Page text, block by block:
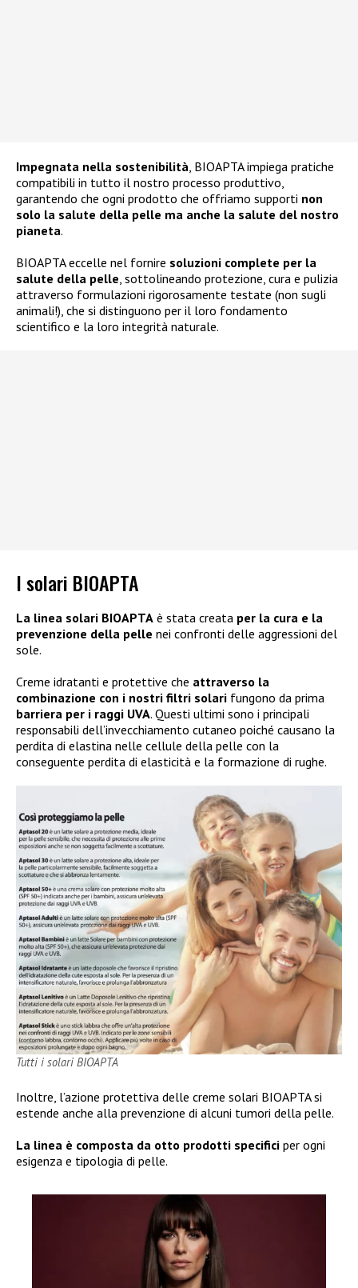
Impegnata nella sostenibilità , BIOAPTA impiega pratiche
compatibili in tutto il nostro processo produttivo,
garantendo che ogni prodotto che offriamo supporti non
solo la salute della pelle ma anche la salute del nostro
pianeta.
BIOAPTA eccelle nel fornire soluzioni complete per la
salute della pelle , sottolineando protezione, cura e pulizia
attraverso formulazioni rigorosamente testate (non sugli
animali!), che si distinguono per il loro fondamento
scientifico e la loro integrità naturale.
I solari BIOAPTA
La linea solari BIOAPTA è stata creata per la cura e la
prevenzione della pelle nei confronti delle aggressioni del
sole.
Creme idratanti e protettive che attraverso la
combinazione con i nostri filtri solari fungono da prima
barriera per i raggi UVA. Questi ultimi sono i principali
responsabili dell’invecchiamento cutaneo poiché causano la
perdita di elastina nelle cellule della pelle con la
conseguente perdita di elasticità e la formazione di rughe.
Tutti i solari BIOAPTA
Inoltre, l’azione protettiva delle creme solari BIOAPTA si
estende anche alla prevenzione di alcuni tumori della pelle.
La linea è composta da otto prodotti specifici per ogni
esigenza e tipologia di pelle.